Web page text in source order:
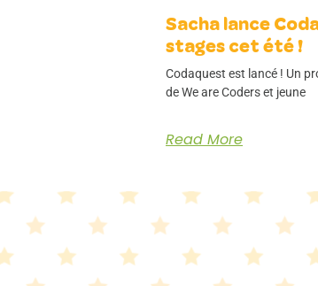
Sacha lance
stages cet été !
Codaquest est lancé ! Un
de We are Coders et jeune
Read More